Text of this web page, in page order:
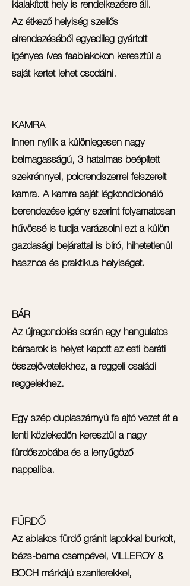
kialakított hely is rendelkezésre áll.
Az étkező helyiség szellős
elrendezéséből egyedileg gyártott
igényes íves faablakokon keresztül a
saját kertet lehet csodálni.
KAMRA
Innen nyílik a különlegesen nagy
belmagasságú, 3 hatalmas beépített
szekrénnyel, polcrendszerrel felszerelt
kamra. A kamra saját légkondicionáló
berendezése igény szerint folyamatosan
hűvössé is tudja varázsolni ezt a külön
gazdasági bejárattal is bíró, hihetetlenül
hasznos és praktikus helyiséget.
BÁR
Az újragondolás során egy hangulatos
bársarok is helyet kapott az esti baráti
összejövetelekhez, a reggeli családi
reggelekhez.
Egy szép duplaszárnyú fa ajtó vezet át a
lenti közlekedőn keresztül a nagy
fürdőszobába és a lenyűgöző
nappaliba.
FÜRDŐ
Az ablakos fürdő gránit lapokkal burkolt,
bézs-barna csempével, VILLEROY &
BOCH márkájú szaniterekkel,